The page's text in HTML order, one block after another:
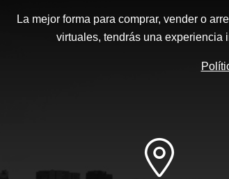
La mejor forma para comprar, vender o
virtuales, tendrás una experiencia